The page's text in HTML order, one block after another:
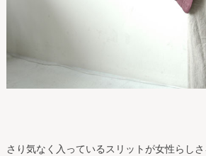
さり気なく入っているスリットが女性らし